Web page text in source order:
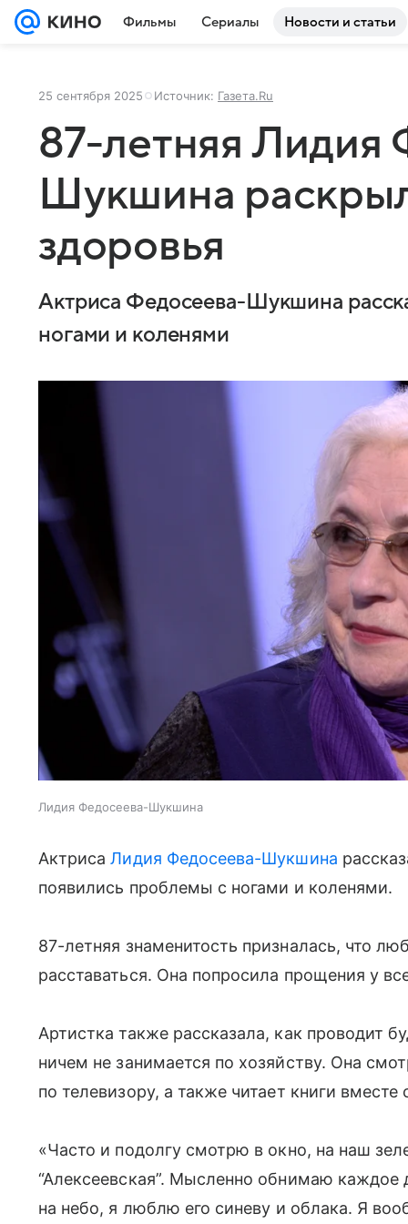
Фильмы Сериалы Новости и статьи
25 сентября 2025 Источник: Газета.Ru
87-летняя Лидия
Шукшина
здоровья
Актриса Федосеева-Шукшина
ногами и коленями
Лидия Федосеева-Шукшина
АктрисаЛидия Федосеева-Шукшина
появились проблемы с ногами и коленями.
87-летняя знаменитость призналась, что
расставаться. Она попросила прощения у
Артистка также рассказала, как проводит
ничем не занимается по хозяйству. Она
по телевизору, а также читает книги
«Часто и подолгу смотрю в окно, на наш
“Алексеевская”. Мысленно обнимаю
на небо, я люблю его синеву и облака. Я